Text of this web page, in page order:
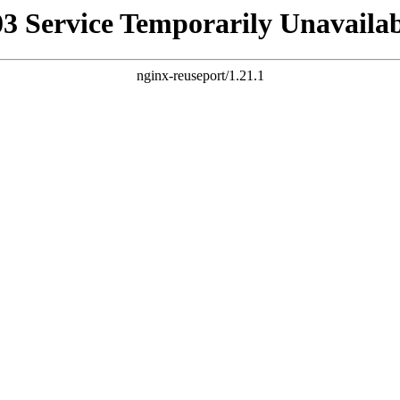
Service Temporarily
nginx-reuseport/1.21.1